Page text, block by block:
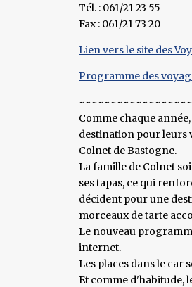
Tél. : 061/21 23 55
Fax : 061/21 73 20
Lien vers le site des
Programme des
~~~~~~~~~~~~~~~~~~
Comme chaque
destination pour leurs
Colnet de Bastogne.
La famille de Colnet
ses tapas, ce qui
décident pour une
morceaux de tarte
Le nouveau
internet.
Les places dans le car
Et comme d'habitude,